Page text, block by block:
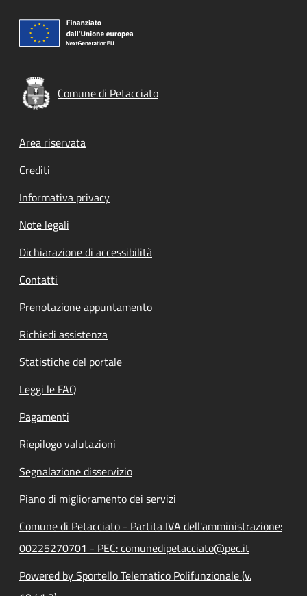
Comune di Petacciato
Footer menu
Area riservata
Crediti
Informativa privacy
Note legali
Dichiarazione di accessibilità
Contatti
Prenotazione appuntamento
Richiedi assistenza
Statistiche del portale
Leggi le FAQ
Pagamenti
Riepilogo valutazioni
Segnalazione disservizio
Piano di miglioramento dei servizi
Comune di Petacciato - Partita IVA dell'amministrazione:
00225270701 - PEC: comunedipetacciato@pec.it
Powered by Sportello Telematico Polifunzionale (v.